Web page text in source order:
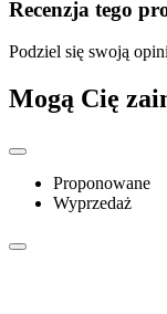
Recenzja tego
Podziel się swoją
Mogą Cię
Proponowane
Wyprzedaż